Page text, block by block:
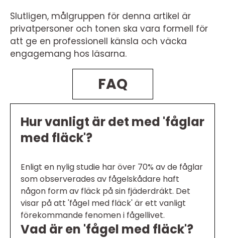
Slutligen, målgruppen för denna artikel är
privatpersoner och tonen ska vara formell för
att ge en professionell känsla och väcka
engagemang hos läsarna.
FAQ
Hur vanligt är det med 'fåglar
med fläck'?
Enligt en nylig studie har över 70% av de fåglar
som observerades av fågelskådare haft
någon form av fläck på sin fjäderdräkt. Det
visar på att 'fågel med fläck' är ett vanligt
förekommande fenomen i fågellivet.
Vad är en 'fågel med fläck'?